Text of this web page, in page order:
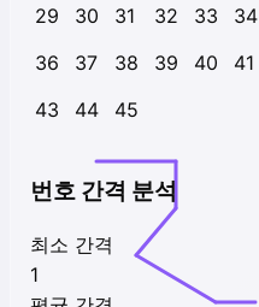
29
30 31 32 33 34
36
37 38 39 40 41
43
44 45
번호 간격 분석
최소 간격
1